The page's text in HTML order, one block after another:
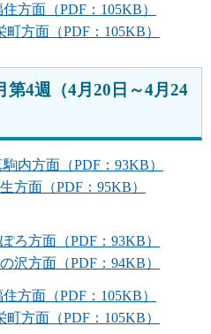
方面（PDF：105KB）
方面（PDF：105KB）
第4週（4月20日～4月24
内方面（PDF：93KB）
面（PDF：95KB）
方面（PDF：93KB）
方面（PDF：94KB）
方面（PDF：105KB）
方面（PDF：105KB）